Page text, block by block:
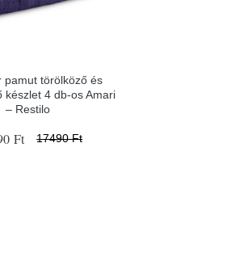
pamut törölköző és
készlet 4 db-os Amari
– Restilo
Ft 17490 Ft